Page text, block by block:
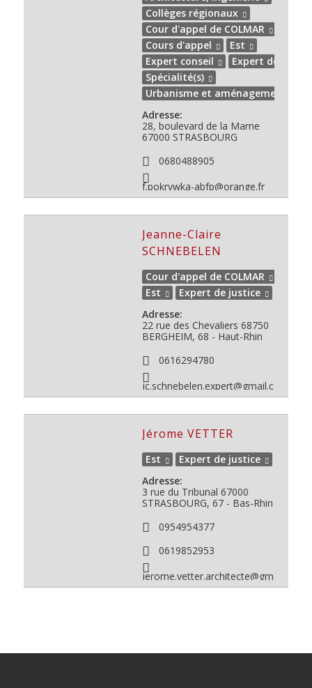
Collèges régionaux
Cour d'appel de COLMAR
Cours d'appel
Est
Expert conseil
Expert de
Spécialité(s)
Urbanisme et aménagement
Adresse:
28, boulevard de la Marne
67000 STRASBOURG
0680488905
f.pokrywka-abfp@orange.fr
Jeanne-Claire
SCHNEBELEN
Cour d'appel de COLMAR
Est
Expert de justice
Adresse:
22 rue des Chevaliers 68750
BERGHEIM, 68 - Haut-Rhin
0616294780
jc.schnebelen.expert@gmail.com
Jérome VETTER
Est
Expert de justice
Adresse:
3 rue du Tribunal 67000
STRASBOURG, 67 - Bas-Rhin
0954954377
0619852953
jerome.vetter.architecte@gmail.com